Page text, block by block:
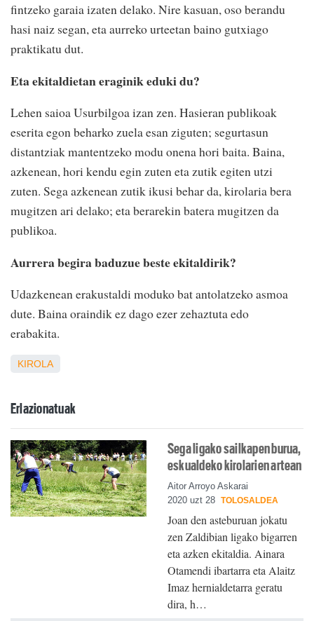
fintzeko garaia izaten delako. Nire kasuan, oso berandu
hasi naiz segan, eta aurreko urteetan baino gutxiago
praktikatu dut.
Eta ekitaldietan eraginik eduki du?
Lehen saioa Usurbilgoa izan zen. Hasieran publikoak
eserita egon beharko zuela esan ziguten; segurtasun
distantziak mantentzeko modu onena hori baita. Baina,
azkenean, hori kendu egin zuten eta zutik egiten utzi
zuten. Sega azkenean zutik ikusi behar da, kirolaria bera
mugitzen ari delako; eta berarekin batera mugitzen da
publikoa.
Aurrera begira baduzue beste ekitaldirik?
Udazkenean erakustaldi moduko bat antolatzeko asmoa
dute. Baina oraindik ez dago ezer zehaztuta edo
erabakita.
KIROLA
Erlazionatuak
Sega ligako sailkapen burua,
eskualdeko kirolarien artean
Aitor Arroyo Askarai
2020 uzt 28 TOLOSALDEA
Joan den asteburuan jokatu
zen Zaldibian ligako bigarren
eta azken ekitaldia. Ainara
Otamendi ibartarra eta Alaitz
Imaz hernialdetarra geratu
dira, h…